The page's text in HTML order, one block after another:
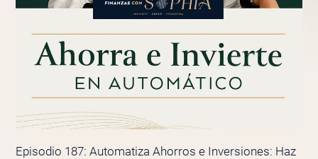
Episodio 187: Automatiza Ahorros e Inversiones: Haz